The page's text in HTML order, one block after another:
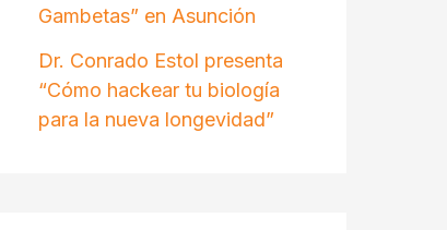
Gambetas” en Asunción
Dr. Conrado Estol presenta
“Cómo hackear tu biología
para la nueva longevidad”